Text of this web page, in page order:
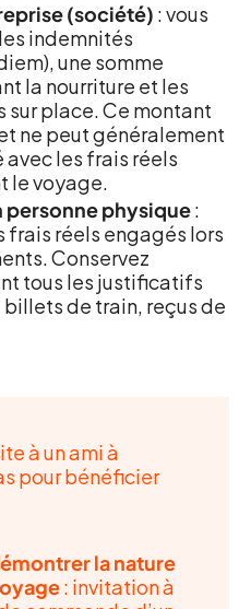
(société) : vous
indemnités
une somme
la nourriture et les
place. Ce montant
ne peut généralement
les frais réels
le voyage.
personne physique:
frais réels engagés lors
Conservez
tous les justificatifs
de train, reçus de
à un ami à
pour bénéficier
la nature
: invitation à